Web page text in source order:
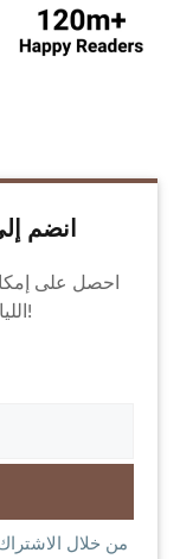
انضم
احصل على
اللياقة البدنية والتغذية لدينا!
من خلال